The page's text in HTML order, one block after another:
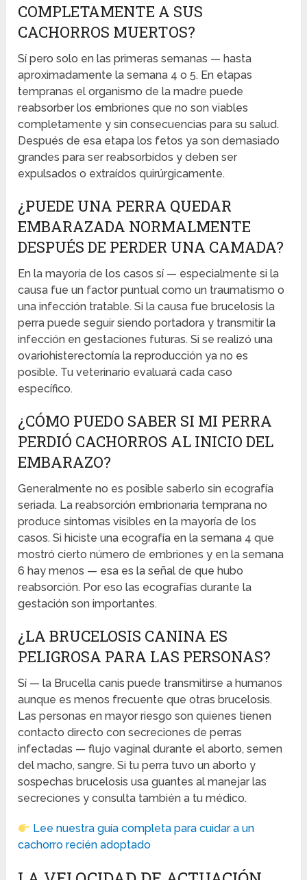
COMPLETAMENTE A SUS
CACHORROS MUERTOS?
Sí pero solo en las primeras semanas — hasta
aproximadamente la semana 4 o 5. En etapas
tempranas el organismo de la madre puede
reabsorber los embriones que no son viables
completamente y sin consecuencias para su salud.
Después de esa etapa los fetos ya son demasiado
grandes para ser reabsorbidos y deben ser
expulsados o extraídos quirúrgicamente.
¿PUEDE UNA PERRA QUEDAR
EMBARAZADA NORMALMENTE
DESPUÉS DE PERDER UNA CAMADA?
En la mayoría de los casos sí — especialmente si la
causa fue un factor puntual como un traumatismo o
una infección tratable. Si la causa fue brucelosis la
perra puede seguir siendo portadora y transmitir la
infección en gestaciones futuras. Si se realizó una
ovariohisterectomía la reproducción ya no es
posible. Tu veterinario evaluará cada caso
específico.
¿CÓMO PUEDO SABER SI MI PERRA
PERDIÓ CACHORROS AL INICIO DEL
EMBARAZO?
Generalmente no es posible saberlo sin ecografía
seriada. La reabsorción embrionaria temprana no
produce síntomas visibles en la mayoría de los
casos. Si hiciste una ecografía en la semana 4 que
mostró cierto número de embriones y en la semana
6 hay menos — esa es la señal de que hubo
reabsorción. Por eso las ecografías durante la
gestación son importantes.
¿LA BRUCELOSIS CANINA ES
PELIGROSA PARA LAS PERSONAS?
Sí — la Brucella canis puede transmitirse a humanos
aunque es menos frecuente que otras brucelosis.
Las personas en mayor riesgo son quienes tienen
contacto directo con secreciones de perras
infectadas — flujo vaginal durante el aborto, semen
del macho, sangre. Si tu perra tuvo un aborto y
sospechas brucelosis usa guantes al manejar las
secreciones y consulta también a tu médico.
Lee nuestra guía completa para cuidar a un
cachorro recién adoptado